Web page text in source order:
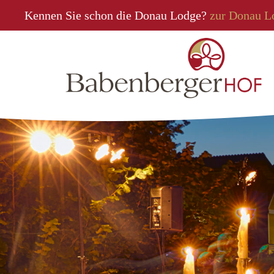
Kennen Sie schon die Donau Lodge? zur Donau